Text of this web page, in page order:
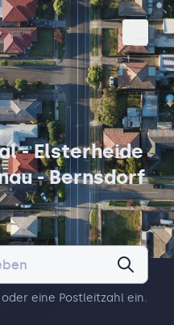
- Elsterheide
- Bernsdorf
eine Postleitzahl ein.